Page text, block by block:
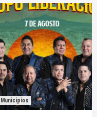
Municipios